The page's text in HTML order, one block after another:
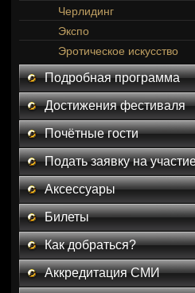
Черлидинг
Экспо
Эротическое искусство
Подробная программа
Достижения фестиваля
Почётные гости
Подать заявку на
Аксессуары
Билеты
Как добраться?
Аккредитация СМИ